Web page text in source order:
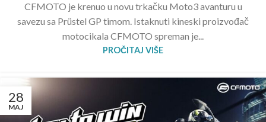
CFMOTO je krenuo u novu trkačku Moto3 avanturu u
savezu sa Prüstel GP timom. Istaknuti kineski proizvođač
motocikala CFMOTO spreman je...
PROČITAJ VIŠE
28
MAJ